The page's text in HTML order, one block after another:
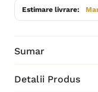
Estimare livrare:
Sumar
Detalii Produs